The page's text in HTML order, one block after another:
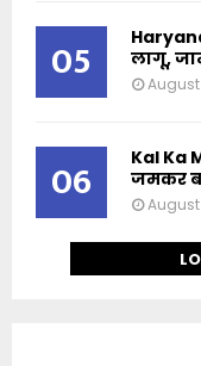
05
लागू,
August
06
Kal Ka
जमकर
August